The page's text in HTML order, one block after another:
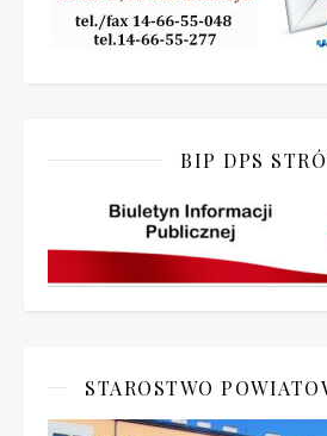
BIP DPS
STAROSTWO